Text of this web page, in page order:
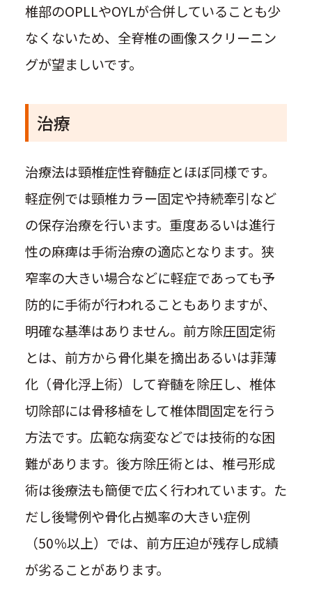
椎部のOPLLやOYLが合併していることも少
なくないため、全脊椎の画像スクリーニン
グが望ましいです。
治療
治療法は頸椎症性脊髄症とほぼ同様です。
軽症例では頸椎カラー固定や持続牽引など
の保存治療を行います。重度あるいは進行
性の麻痺は手術治療の適応となります。狭
窄率の大きい場合などに軽症であっても予
防的に手術が行われることもありますが、
明確な基準はありません。前方除圧固定術
とは、前方から骨化巣を摘出あるいは菲薄
化（骨化浮上術）して脊髄を除圧し、椎体
切除部には骨移植をして椎体間固定を行う
方法です。広範な病変などでは技術的な困
難があります。後方除圧術とは、椎弓形成
術は後療法も簡便で広く行われています。た
だし後彎例や骨化占拠率の大きい症例
（50％以上）では、前方圧迫が残存し成績
が劣ることがあります。